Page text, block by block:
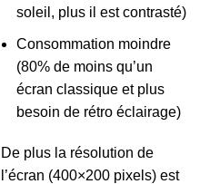
soleil, plus il est contrasté)
Consommation moindre
(80% de moins qu’un
écran classique et plus
besoin de rétro éclairage)
De plus la résolution de
l’écran (400×200 pixels) est